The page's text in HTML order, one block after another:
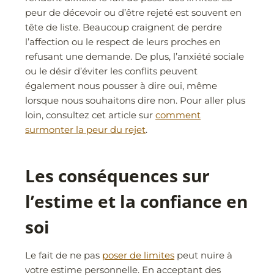
peur de décevoir ou d’être rejeté est souvent en
tête de liste. Beaucoup craignent de perdre
l’affection ou le respect de leurs proches en
refusant une demande. De plus, l’anxiété sociale
ou le désir d’éviter les conflits peuvent
également nous pousser à dire oui, même
lorsque nous souhaitons dire non. Pour aller plus
loin, consultez cet article surcomment
surmonter la peur du rejet.
Les conséquences sur
l’estime et la confiance en
soi
Le fait de ne pas poser de limites peut nuire à
votre estime personnelle. En acceptant des